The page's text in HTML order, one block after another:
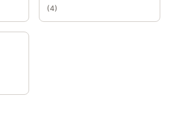
(4)